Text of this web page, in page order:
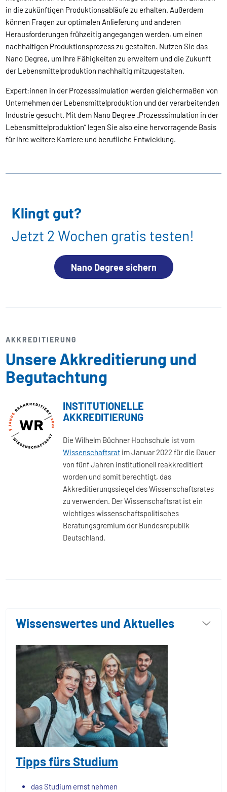
in die zukünftigen Produktionsabläufe zu erhalten. Außerdem
können Fragen zur optimalen Anlieferung und anderen
Herausforderungen frühzeitig angegangen werden, um einen
nachhaltigen Produktionsprozess zu gestalten. Nutzen Sie das
Nano Degree, um Ihre Fähigkeiten zu erweitern und die Zukunft
der Lebensmittelproduktion nachhaltig mitzugestalten.
Expert:innen in der Prozesssimulation werden gleichermaßen von
Unternehmen der Lebensmittelproduktion und der verarbeitenden
Industrie gesucht. Mit dem Nano Degree „Prozesssimulation in der
Lebensmittelproduktion“ legen Sie also eine hervorragende Basis
für Ihre weitere Karriere und berufliche Entwicklung.
Klingt gut?
Jetzt 2 Wochen gratis testen!
Nano Degree sichern
AKKREDITIERUNG
Unsere Akkreditierung und
Begutachtung
INSTITUTIONELLE
AKKREDITIERUNG
Die Wilhelm Büchner Hochschule ist vom
Wissenschaftsrat im Januar 2022 für die Dauer
von fünf Jahren institutionell reakkreditiert
worden und somit berechtigt, das
Akkreditierungssiegel des Wissenschaftsrates
zu verwenden. Der Wissenschaftsrat ist ein
wichtiges wissenschaftspolitisches
Beratungsgremium der Bundesrepublik
Deutschland.
Wissenswertes und Aktuelles
Tipps fürs Studium
das Studium ernst nehmen